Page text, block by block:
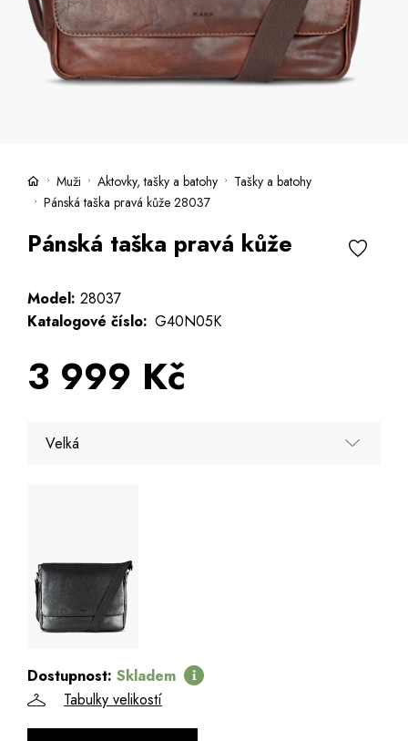
Muži Aktovky, tašky a batohy
Tašky a batohy
Pánská taška pravá kůže 28037
Pánská taška pravá kůže
Model: 28037
Katalogové číslo: G40N05K
3 999 Kč
Velká
Dostupnost: Skladem
Tabulky velikostí